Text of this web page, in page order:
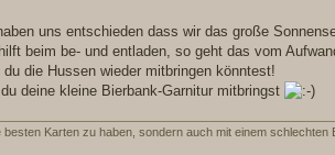
uns entschieden dass wir das große
beim be- und entladen, so geht das vom
die Hussen wieder mitbringen könntest!
deine kleine Bierbank-Garnitur mitbringst
besten Karten zu haben, sondern auch mit einem schlechten